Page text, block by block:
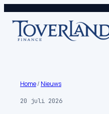
Home/ Nieuws
20 juli 2026